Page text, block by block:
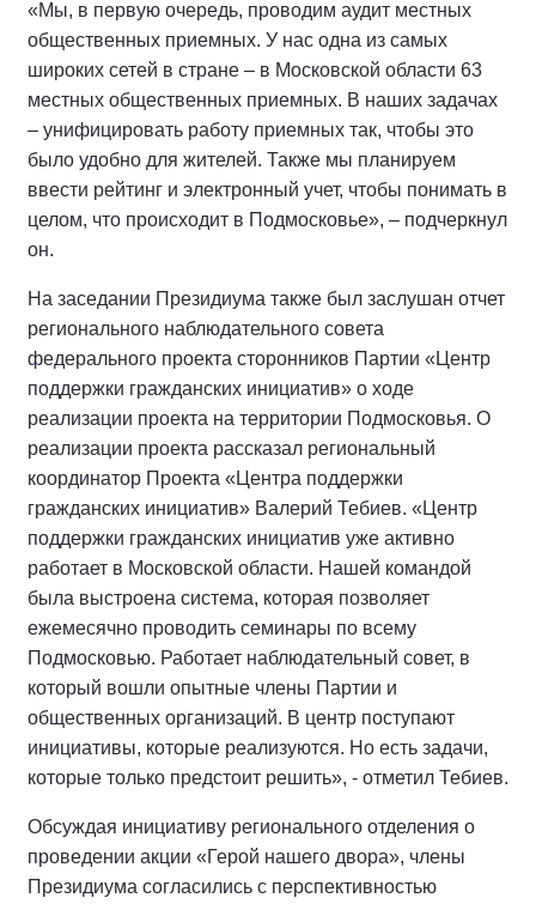
«Мы, в первую очередь, проводим аудит местных
общественных приемных. У нас одна из самых
широких сетей в стране – в Московской области 63
местных общественных приемных. В наших задачах
– унифицировать работу приемных так, чтобы это
было удобно для жителей. Также мы планируем
ввести рейтинг и электронный учет, чтобы понимать в
целом, что происходит в Подмосковье», – подчеркнул
он.
На заседании Президиума также был заслушан отчет
регионального наблюдательного совета
федерального проекта сторонников Партии «Центр
поддержки гражданских инициатив» о ходе
реализации проекта на территории Подмосковья. О
реализации проекта рассказал региональный
координатор Проекта «Центра поддержки
гражданских инициатив» Валерий Тебиев. «Центр
поддержки гражданских инициатив уже активно
работает в Московской области. Нашей командой
была выстроена система, которая позволяет
ежемесячно проводить семинары по всему
Подмосковью. Работает наблюдательный совет, в
который вошли опытные члены Партии и
общественных организаций. В центр поступают
инициативы, которые реализуются. Но есть задачи,
которые только предстоит решить», - отметил Тебиев.
Обсуждая инициативу регионального отделения о
проведении акции «Герой нашего двора», члены
Президиума согласились с перспективностью